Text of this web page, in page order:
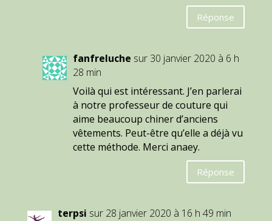
Réponse
fanfreluche sur 30 janvier 2020 à 6 h
28 min
Voilà qui est intéressant. J’en parlerai
à notre professeur de couture qui
aime beaucoup chiner d’anciens
vêtements. Peut-être qu’elle a déjà vu
cette méthode. Merci anaey.
Réponse
terpsi sur 28 janvier 2020 à 16 h 49 min